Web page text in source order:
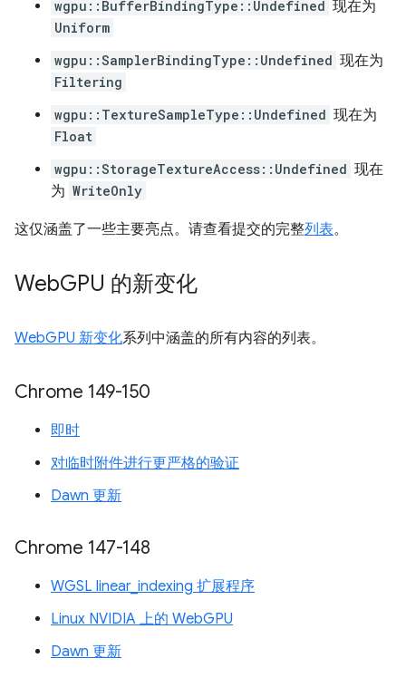
wgpu::BufferBindingType::Undefined 现在为
Uniform
wgpu::SamplerBindingType::Undefined 现在为
Filtering
wgpu::TextureSampleType::Undefined 现在为
Float
wgpu::StorageTextureAccess::Undefined 现在
为 WriteOnly
这仅涵盖了一些主要亮点。请查看提交的完整列表。
WebGPU 的新变化
WebGPU 新变化系列中涵盖的所有内容的列表。
Chrome 149-150
即时
对临时附件进行更严格的验证
Dawn 更新
Chrome 147-148
WGSL linear_indexing 扩展程序
Linux NVIDIA 上的 WebGPU
Dawn 更新